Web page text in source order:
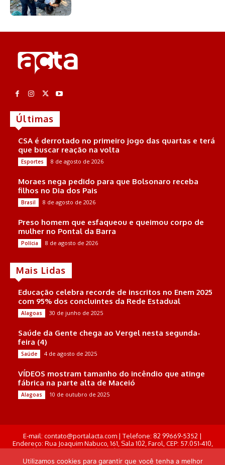
Últimas
CSA é derrotado no primeiro jogo das quartas e terá
que buscar reação na volta
Esportes 8 de agosto de 2026
Moraes nega pedido para que Bolsonaro receba
filhos no Dia dos Pais
Brasil 8 de agosto de 2026
Preso homem que esfaqueou e queimou corpo de
mulher no Pontal da Barra
Polícia 8 de agosto de 2026
Mais Lidas
Educação celebra recorde de inscritos no Enem 2025
com 95% dos concluintes da Rede Estadual
Alagoas 30 de junho de 2025
Saúde da Gente chega ao Vergel nesta segunda-
feira (4)
Saúde 4 de agosto de 2025
VÍDEOS mostram tamanho do incêndio que atinge
fábrica na parte alta de Maceió
Alagoas 10 de outubro de 2025
E-mail: contato@portalacta.com | Telefone: 82 99669-5352 |
Endereço: Rua Joaquim Nabuco, 161, Sala 102, Farol, CEP: 57.051-410,
Maceió, Alagoas . Responsável Técnico: Derek Gustavo de Morais
Pereira
Utilizamos cookies para garantir que você tenha a melhor